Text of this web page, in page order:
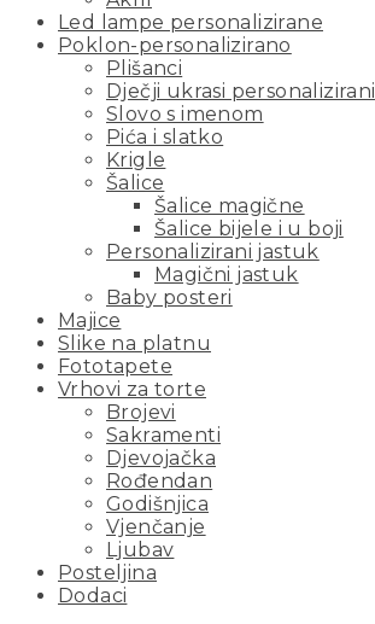
Led lampe personalizirane
Poklon-personalizirano
Plišanci
Dječji ukrasi personalizirani
Slovo s imenom
Pića i slatko
Krigle
Šalice
Šalice magične
Šalice bijele i u boji
Personalizirani jastuk
Magični jastuk
Baby posteri
Majice
Slike na platnu
Fototapete
Vrhovi za torte
Brojevi
Sakramenti
Djevojačka
Rođendan
Godišnjica
Vjenčanje
Ljubav
Posteljina
Dodaci